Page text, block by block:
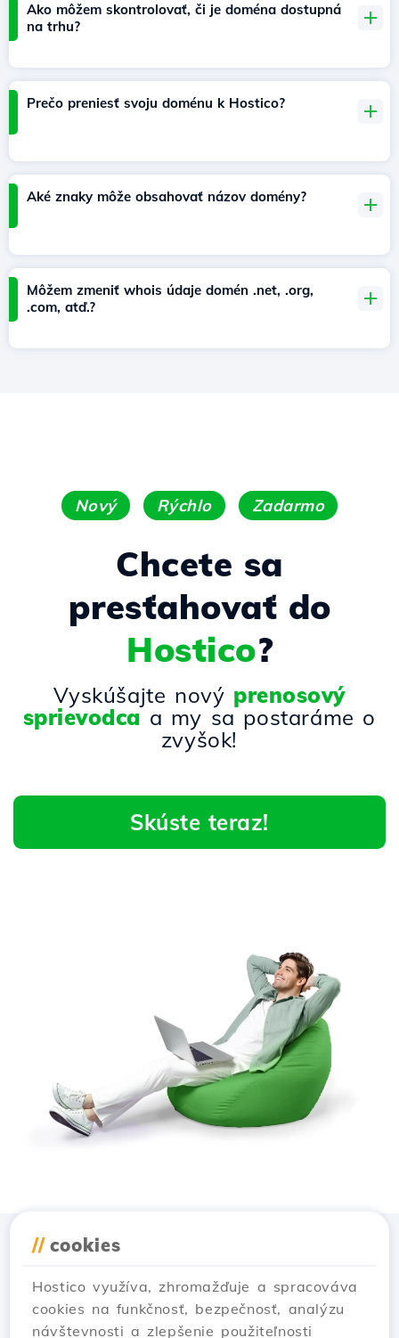
Ako môžem skontrolovať, či je doména dostupná
na trhu?
Prečo preniesť svoju doménu k Hostico?
Aké znaky môže obsahovať názov domény?
Môžem zmeniť whois údaje domén .net, .org,
.com, atď.?
Nový Rýchlo Zadarmo
Chcete sa
presťahovať do
Hostico?
Vyskúšajte nový prenosový
sprievodca a my sa postaráme o
zvyšok!
Skúste teraz!
// cookies
Hostico využíva, zhromažďuje a spracováva
cookies na funkčnosť, bezpečnosť, analýzu
návštevnosti a zlepšenie použiteľnosti
Stiahnuť aplikáciu